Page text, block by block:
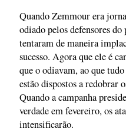
Quando Zemmour era
odiado pelos defensores
tentaram de maneira
sucesso. Agora que ele é
que o odiavam, ao que
estão dispostos a redobrar
Quando a campanha
verdade em fevereiro, os
intensificarão.